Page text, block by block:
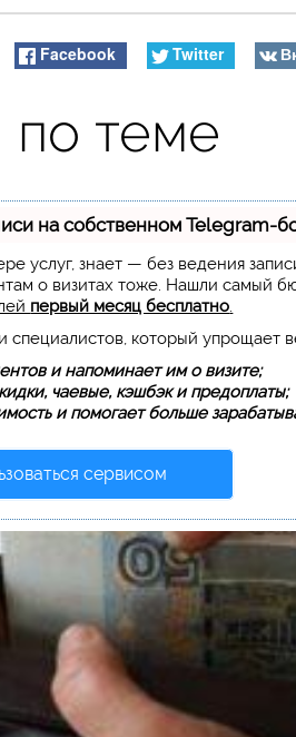
Facebook Twitter
по теме
на собственном Telegram-
услуг, знает — без ведения
о визитах тоже. Нашли самый
первый месяц бесплатно.
и специалистов, который упрощает
и напоминает им о визите;
чаевые, кэшбэк и предоплаты;
и помогает больше
сервисом